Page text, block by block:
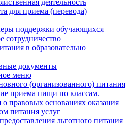
деятельность
для приема (перевода)
поддержки обучающихся
сотрудничество
в образовательно
документы
меню
(организованного) питания
приема пищи по классам.
о правовых основаниях оказания
питания услуг
льготного питания